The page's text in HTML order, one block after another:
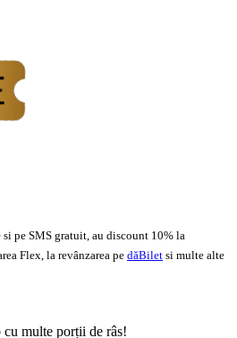
pe SMS gratuit, au discount 10% la
Flex, la revânzarea pe dăBilet si multe alte
multe porții de râs!